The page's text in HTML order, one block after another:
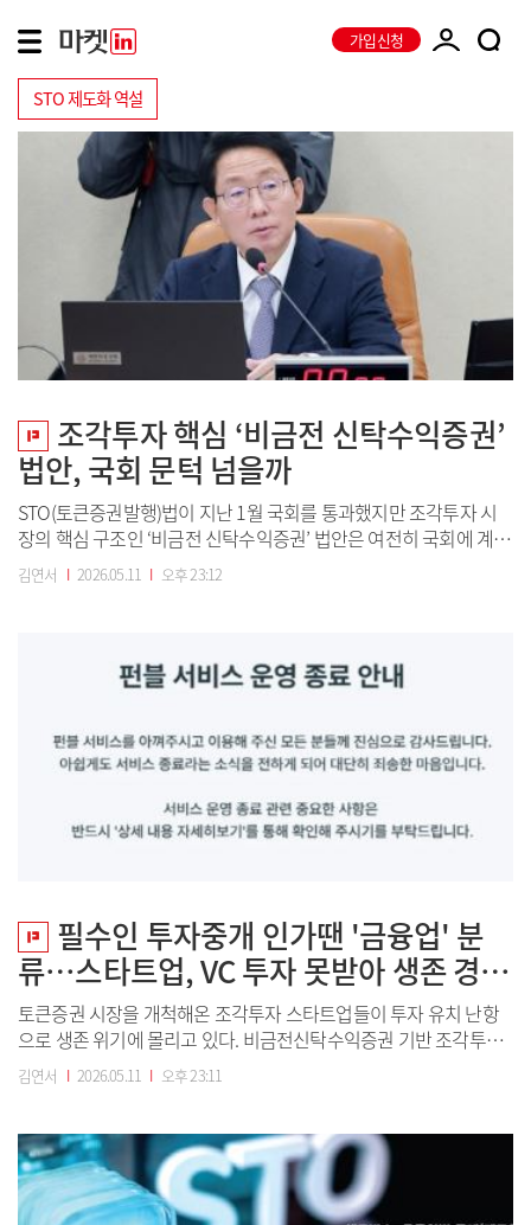
가입신청
STO 제도화 역설
조각투자 핵심 ‘비금전 신탁수익증권’
법안, 국회 문턱 넘을까
STO(토큰증권발행)법이 지난 1월 국회를 통과했지만 조각투자 시
장의 핵심 구조인 ‘비금전 신탁수익증권’ 법안은 여전히 국회에 계류
중이다. 해당 법안은 12일 국회 정무위원회 법안심사소위원회에서
처음 논의될 예정이다. 다만 업계에선 해당 안건이 후순위로 배정되
김연서 I 2026.05.11 I 오후 23:12
필수인 투자중개 인가땐 '금융업' 분
류…스타트업, VC 투자 못받아 생존 경고
등
토큰증권 시장을 개척해온 조각투자 스타트업들이 투자 유치 난항
으로 생존 위기에 몰리고 있다. 비금전신탁수익증권 기반 조각투자
사업을 지속하기 위해선 금융당국의 투자중개업 인가를 받아야 하
지만, 인가를 취득하는 순간 금융업으로 분류돼 투자 유치가 어려워
장 진입까지 사실상 막히고 있다는 지적이...
김연서 I 2026.05.11 I 오후 23:11